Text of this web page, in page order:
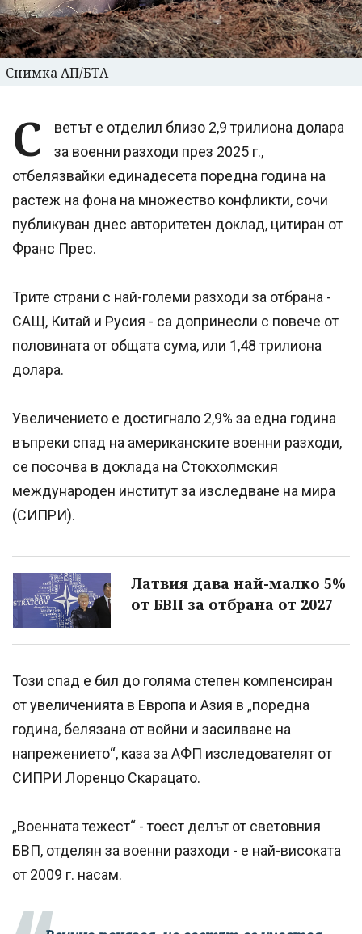
Снимка АП/БТА
С
ветът е отделил близо 2,9 трилиона долара
за военни разходи през 2025 г.,
отбелязвайки единадесета поредна година на
растеж на фона на множество конфликти, сочи
публикуван днес авторитетен доклад, цитиран от
Франс Прес.
Трите страни с най-големи разходи за отбрана -
САЩ, Китай и Русия - са допринесли с повече от
половината от общата сума, или 1,48 трилиона
долара.
Увеличението е достигнало 2,9% за една година
въпреки спад на американските военни разходи,
се посочва в доклада на Стокхолмския
международен институт за изследване на мира
(СИПРИ).
Латвия дава най-малко 5%
от БВП за отбрана от 2027
Този спад е бил до голяма степен компенсиран
от увеличенията в Европа и Азия в „поредна
година, белязана от войни и засилване на
напрежението“, каза за АФП изследователят от
СИПРИ Лоренцо Скарацато.
„Военната тежест“ - тоест делът от световния
БВП, отделян за военни разходи - е най-високата
от 2009 г. насам.